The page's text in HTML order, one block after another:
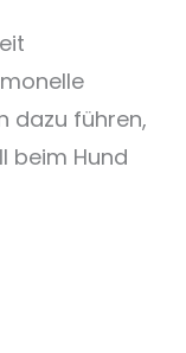
dazu führen,
beim Hund